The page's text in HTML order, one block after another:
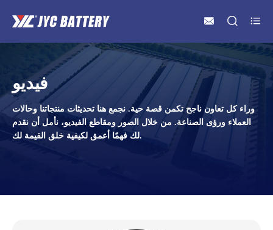
  
فيديو
وراء كل تعاون ناجح تكمن قصة حية. نجمع هنا تحديثات منتجاتنا وحالات
العملاء ورؤى الصناعة. من خلال الصور ومقاطع الفيديو، نأمل أن نقدم
لك فهمًا أعمق لكيفية خلق القيمة لك.